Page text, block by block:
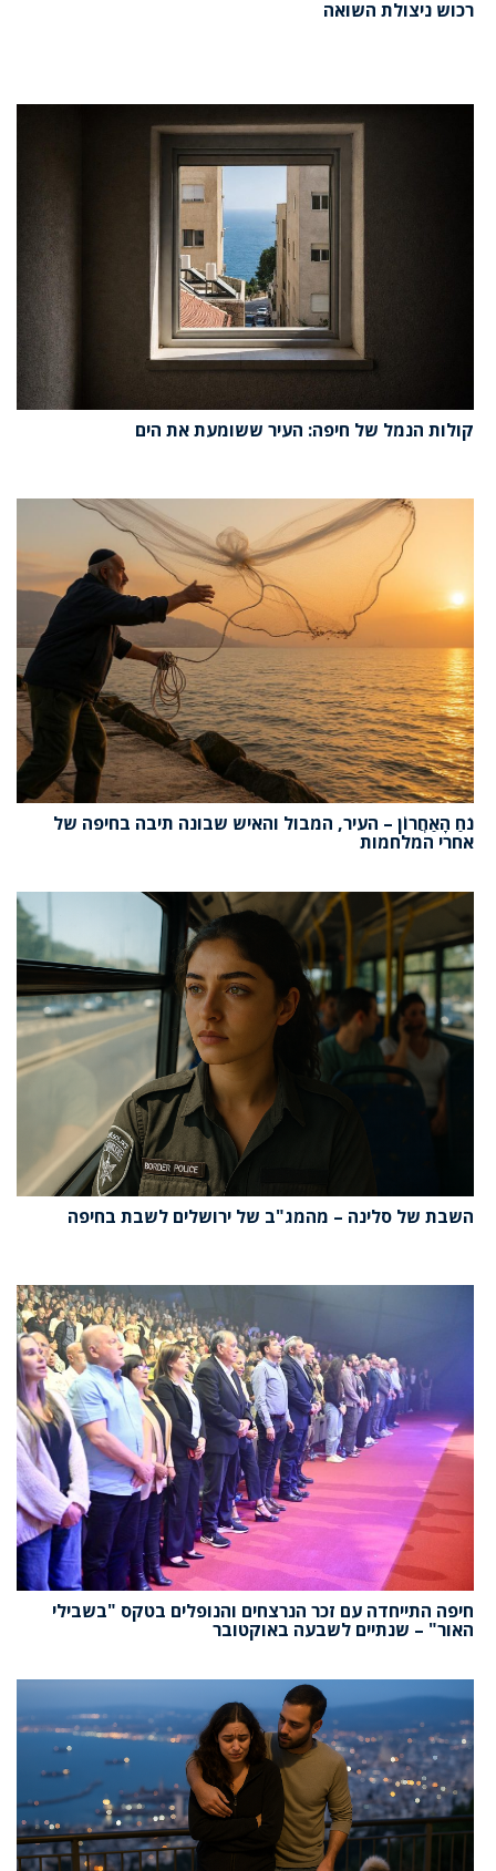
רכוש ניצולת השואה
קולות הנמל של חיפה: העיר ששומעת את הים
נֹחַ הָאַחֲרוֹן – העיר, המבול והאיש שבונה תיבה בחיפה של
אחרי המלחמות
השבת של סלינה – מהמג"ב של ירושלים לשבת בחיפה
חיפה התייחדה עם זכר הנרצחים והנופלים בטקס "בשבילי
האור" – שנתיים לשבעה באוקטובר